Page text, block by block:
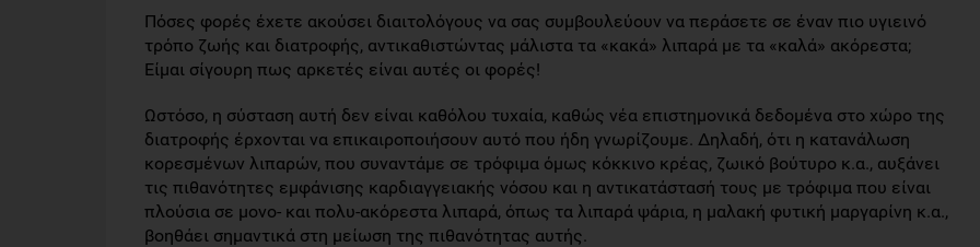
Πόσες φορές έχετε ακούσει διαιτολόγους να σας συμβουλεύουν να περάσετε σε έναν πιο υγιεινό
τρόπο ζωής και διατροφής, αντικαθιστώντας μάλιστα τα «κακά» λιπαρά με τα «καλά» ακόρεστα;
Είμαι σίγουρη πως αρκετές είναι αυτές οι φορές!
Ωστόσο, η σύσταση αυτή δεν είναι καθόλου τυχαία, καθώς νέα επιστημονικά δεδομένα στο χώρο της
διατροφής έρχονται να επικαιροποιήσουν αυτό που ήδη γνωρίζουμε. Δηλαδή, ότι η κατανάλωση
κορεσμένων λιπαρών, που συναντάμε σε τρόφιμα όμως κόκκινο κρέας, ζωικό βούτυρο κ.α., αυξάνει
τις πιθανότητες εμφάνισης καρδιαγγειακής νόσου και η αντικατάστασή τους με τρόφιμα που είναι
πλούσια σε μονο- και πολυ-ακόρεστα λιπαρά, όπως τα λιπαρά ψάρια, η μαλακή φυτική μαργαρίνη κ.α.,
βοηθάει σημαντικά στη μείωση της πιθανότητας αυτής.